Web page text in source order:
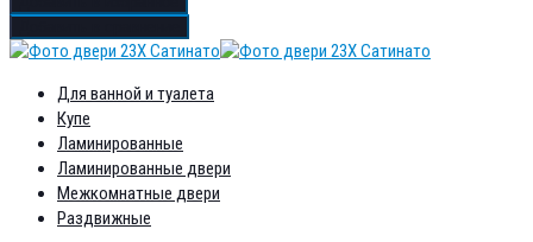
Для ванной и туалета
Купе
Ламинированные
Ламинированные двери
Межкомнатные двери
Раздвижные